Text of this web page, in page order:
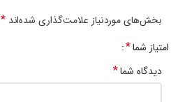
بخش‌های موردنیاز علامت‌گذاری شده‌اند*
امتیاز شما*
دیدگاه شما*